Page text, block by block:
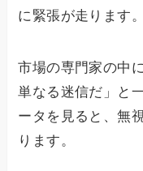
に緊張が走ります。
市場の専門家の中
単なる迷信だ」と
ータを見ると、無
ります。